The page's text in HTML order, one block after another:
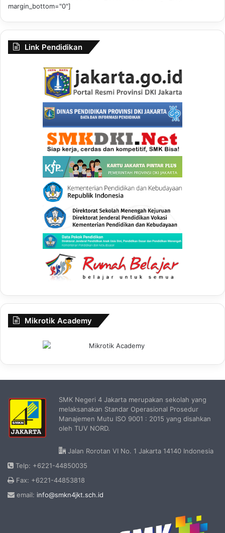
margin_bottom="0"]
Link Pendidikan
Mikrotik Academy
SMK Negeri 4 Jakarta merupakan sekolah yang
melaksanakan Standar Operasional Prosedur
Manajemen Mutu ISO 9001 : 2015 yang disahkan
oleh TUV NORD.
Jalan Rorotan VI No. 1 Jakarta 14140 Indonesia
Telp: +6221-44850035
Fax: +6221-44853818
email: info@smkn4jkt.sch.id